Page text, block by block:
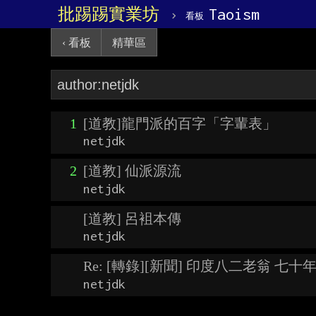
批踢踢實業坊 › 看板 Taoism
‹ 看板 精華區
1 [道教]龍門派的百字「字輩表」
netjdk
2 [道教] 仙派源流
netjdk
[道教] 呂袓本傳
netjdk
Re: [轉錄][新聞] 印度八二老翁 七十
netjdk